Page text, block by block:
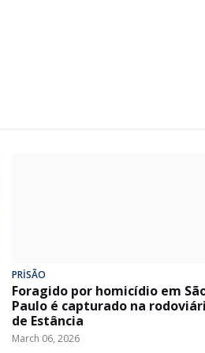
PRİSÃO
Foragido por homicídio em
Paulo é capturado na
de Estância
March 06, 2026